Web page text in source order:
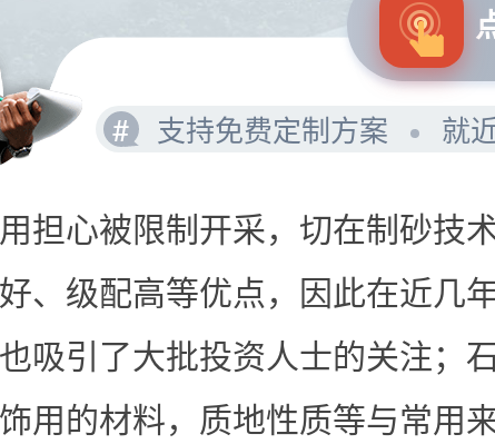
# 支持免费定制方案 就
担心被限制开采，切在制砂技
、级配高等优点，因此在近几
吸引了大批投资人士的关注；
用的材料，质地性质等与常用